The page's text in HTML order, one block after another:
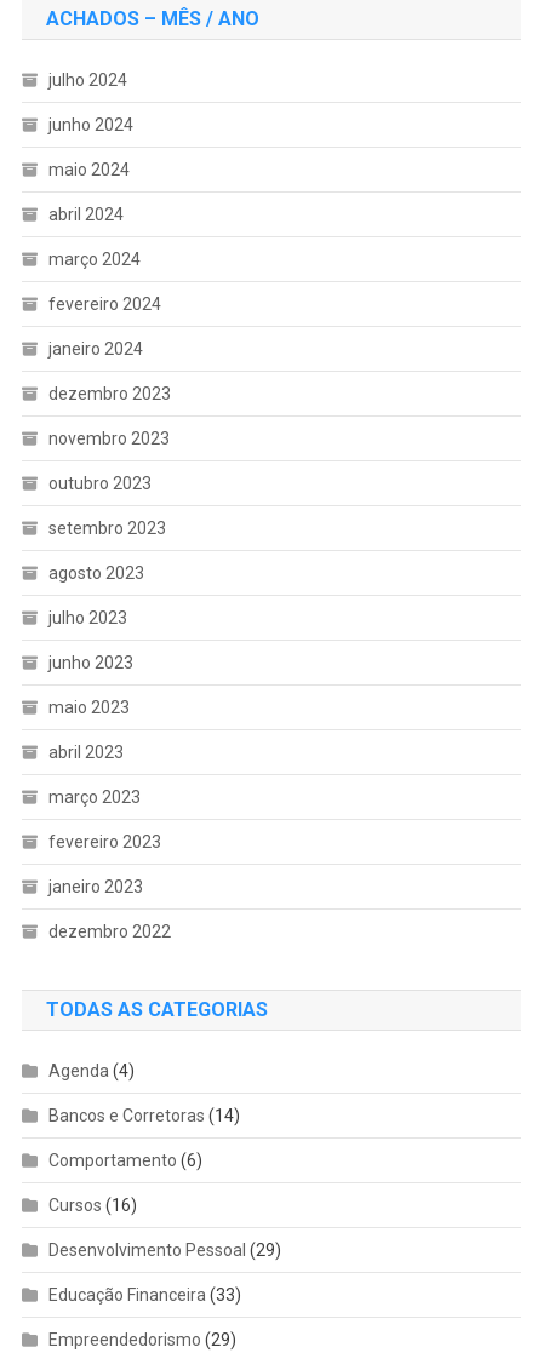
ACHADOS – MÊS / ANO
julho 2024
junho 2024
maio 2024
abril 2024
março 2024
fevereiro 2024
janeiro 2024
dezembro 2023
novembro 2023
outubro 2023
setembro 2023
agosto 2023
julho 2023
junho 2023
maio 2023
abril 2023
março 2023
fevereiro 2023
janeiro 2023
dezembro 2022
TODAS AS CATEGORIAS
Agenda (4)
Bancos e Corretoras (14)
Comportamento (6)
Cursos (16)
Desenvolvimento Pessoal (29)
Educação Financeira (33)
Empreendedorismo (29)